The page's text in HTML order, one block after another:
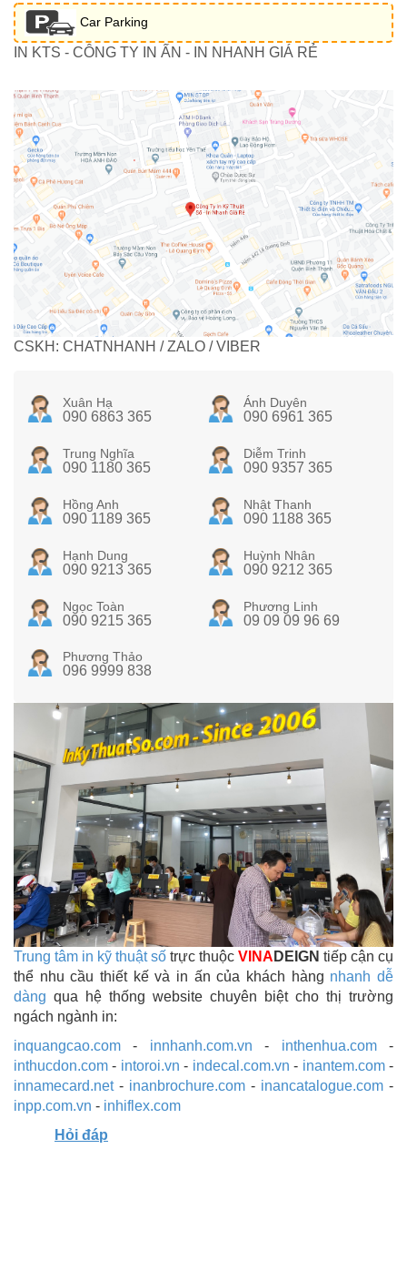
Car Parking
IN KTS - CÔNG TY IN ẤN - IN NHANH GIÁ RẺ
CSKH: CHATNHANH / ZALO / VIBER
Xuân Hạ
090 6863 365
Ánh Duyên
090 6961 365
Trung Nghĩa
090 1180 365
Diễm Trinh
090 9357 365
Hồng Anh
090 1189 365
Nhật Thanh
090 1188 365
Hạnh Dung
090 9213 365
Huỳnh Nhân
090 9212 365
Ngọc Toàn
090 9215 365
Phương Linh
09 09 09 96 69
Phương Thảo
096 9999 838
Trung tâm in kỹ thuật số trực thuộc VINA DEIGN tiếp cận cụ
thể nhu cầu thiết kế và in ấn của khách hàng nhanh dễ
dàng qua hệ thống website chuyên biệt cho thị trường
ngách ngành in:
inquangcao.com - innhanh.com.vn - inthenhua.com-
inthucdon.com - intoroi.vn - indecal.com.vn - inantem.com-
innamecard.net- inanbrochure.com - inancatalogue.com -
inpp.com.vn - inhiflex.com
Hỏi đáp